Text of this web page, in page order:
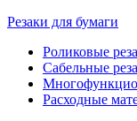
Резаки для бумаги
Роликовые
Сабельные
Расходные